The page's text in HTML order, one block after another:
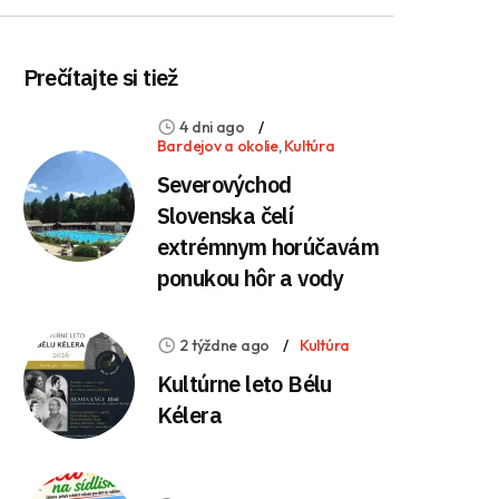
Prečítajte si tiež
4 dni ago
Bardejov a okolie,Kultúra
Severovýchod
Slovenska čelí
extrémnym horúčavám
ponukou hôr a vody
2 týždne ago Kultúra
Kultúrne leto Bélu
Kélera